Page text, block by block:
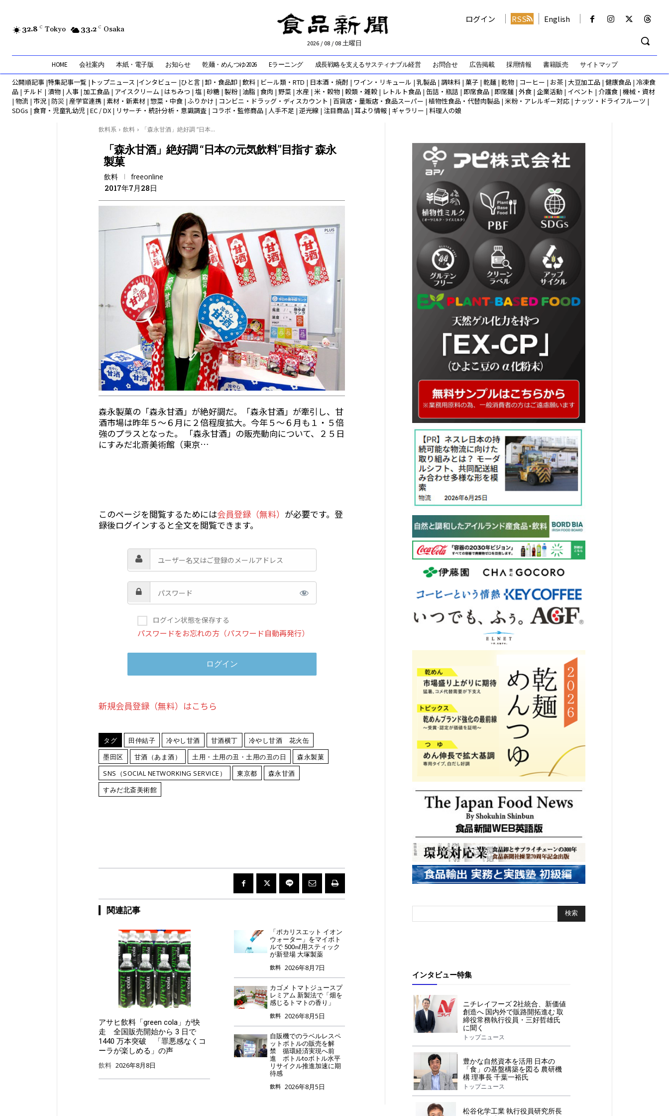
32.8 C Tokyo 33.2 C Osaka
2026 / 08 / 08 土曜日
ログイン RSS English
HOME 会社案内 本紙・電子版 お知らせ 乾麺・めんつゆ2026 Eラーニング 成長戦略を支えるサスティナブル経営 お問合せ 広告掲載 採用情報 書籍販売 サイトマップ
公開順記事 |特集記事一覧 | トップニュース |インタビュー |ひと言 |卸・食品卸 | 飲料 | ビール類・RTD | 日本酒・焼酎 | ワイン・リキュール | 乳製品 | 調味料 | 菓子 | 乾麺 | 乾物 | コーヒー | お茶 | 大豆加工品 | 健康食品 | 冷凍食
品 | チルド | 漬物 | 人事 | 加工食品 | アイスクリーム | はちみつ | 塩 | 砂糖 | 製粉| 油脂 | 食肉 | 野菜 | 水産 | 米・穀物 | 穀類・雑穀 | レトルト食品 | 缶詰・瓶詰 | 即席食品 | 即席麺 | 外食 | 企業活動 | イベント | 介護食 | 機械・資材
| 物流 | 市況 | 防災 | 産学官連携 | 素材・新素材 | 惣菜・中食 | ふりかけ | コンビニ・ドラッグ・ディスカウント | 百貨店・量販店・食品スーパー | 植物性食品・代替肉製品 | 米粉・アレルギー対応 | ナッツ・ドライフルーツ |
SDGs | 食育・児童乳幼児 | EC / DX | リサーチ・統計分析・意識調査 | コラボ・監修商品 | 人手不足 | 逆光線 | 注目商品 | 耳より情報 | ギャラリー | 料理人の娘
飲料系 飲料 「森永甘酒」絶好調 “日本...
「森永甘酒」絶好調 “日本の元気飲料”目指す 森永
製菓
飲料 freeonline
2017年7月28日
森永製菓の「森永甘酒」が絶好調だ。「森永甘酒」が牽引し、甘
酒市場は昨年５～６月に２倍程度拡大。今年５～６月も１・５倍
強のプラスとなった。 「森永甘酒」の販売動向について、２５日
にすみだ北斎美術館（東京…
このページを閲覧するためには会員登録（無料） が必要です。登
録後ログインすると全文を閲覧できます。
ログイン状態を保存する
パスワードをお忘れの方（パスワード自動再発行）
新規会員登録（無料）はこちら
タグ 田仲結子 冷やし甘酒 甘酒横丁
冷やし甘酒 花火缶
墨田区
甘酒（あま酒） 土用・土用の丑・土用の丑の日
森永製菓
SNS（SOCIAL NETWORKING SERVICE）
東京都
森永甘酒
すみだ北斎美術館
関連記事
アサヒ飲料「green cola」が快
走 全国販売開始から 3 日で
1440 万本突破 「罪悪感なくコ
ーラが楽しめる」の声
飲料 2026年8月8日
「ポカリスエット イオン
ウォーター」をマイボト
ルで 500㎖用スティック
が新登場 大塚製薬
飲料 2026年8月7日
カゴメ トマトジュースプ
レミアム 新製法で「畑を
感じるトマトの香り」
飲料 2026年8月5日
自販機でのラベルレスペ
ットボトルの販売を解
禁 循環経済実現へ前
進 ボトルtoボトル水平
リサイクル推進加速に期
待感
飲料 2026年8月5日
インタビュー特集
ニチレイフーズ 2社統合、新価値
創造へ 国内外で販路開拓進む 取
締役常務執行役員・三好哲雄氏
に聞く
トップニュース
豊かな自然資本を活用 日本の
「食」の基盤構築を図る 農研機
構 理事長 千葉一裕氏
トップニュース
松谷化学工業 執行役員研究所長